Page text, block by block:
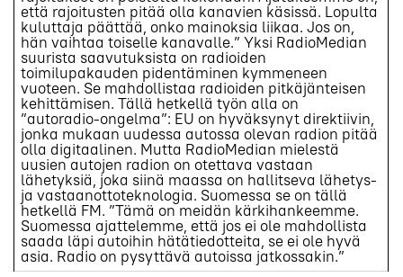
että rajoitusten pitää olla kanavien käsissä. Lopulta
kuluttaja päättää, onko mainoksia liikaa. Jos on,
hän vaihtaa toiselle kanavalle.” Yksi RadioMedian
suurista saavutuksista on radioiden
toimilupakauden pidentäminen kymmeneen
vuoteen. Se mahdollistaa radioiden pitkäjänteisen
kehittämisen. Tällä hetkellä työn alla on
”autoradio-ongelma”: EU on hyväksynyt direktiivin,
jonka mukaan uudessa autossa olevan radion pitää
olla digitaalinen. Mutta RadioMedian mielestä
uusien autojen radion on otettava vastaan
lähetyksiä, joka siinä maassa on hallitseva lähetys-
ja vastaanottoteknologia. Suomessa se on tällä
hetkellä FM. ”Tämä on meidän kärkihankeemme.
Suomessa ajattelemme, että jos ei ole mahdollista
saada läpi autoihin hätätiedotteita, se ei ole hyvä
asia. Radio on pysyttävä autoissa jatkossakin.”